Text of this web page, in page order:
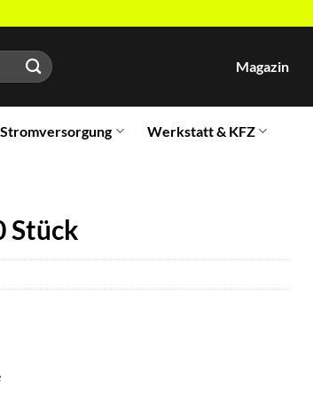
Magazin
Stromversorgung Werkstatt & KFZ
Stück